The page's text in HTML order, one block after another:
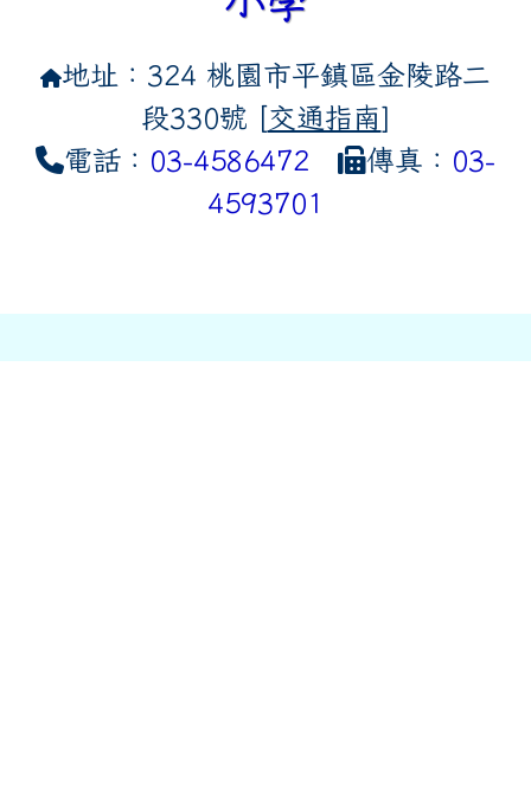
地址：324 桃園市平鎮區金陵路二
段330號 [交通指南]
電話： 03-4586472 傳真： 03-
4593701